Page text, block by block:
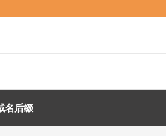
名后缀